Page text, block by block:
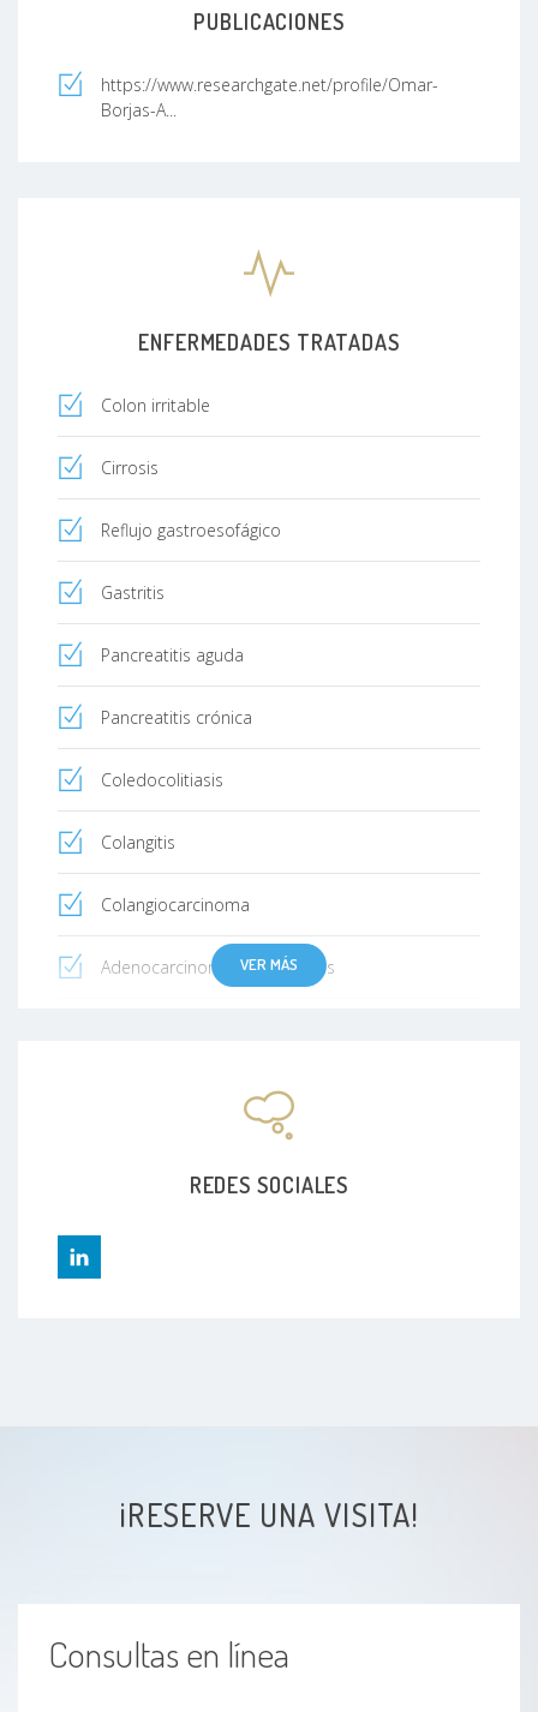
PUBLICACIONES
https://www.researchgate.net/profile/Omar-
Borjas-A...
ENFERMEDADES TRATADAS
Colon irritable
Cirrosis
Reflujo gastroesofágico
Gastritis
Pancreatitis aguda
Pancreatitis crónica
Coledocolitiasis
Colangitis
Colangiocarcinoma
Adenocarcinoma de páncreas
VER MÁS
REDES SOCIALES
¡RESERVE UNA VISITA!
Consultas en línea